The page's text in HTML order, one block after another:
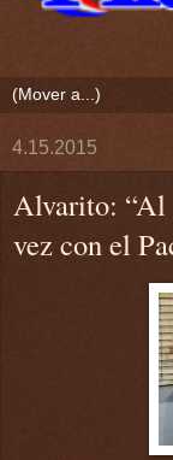
4.15.2015
Alvarito: “Al
vez con el